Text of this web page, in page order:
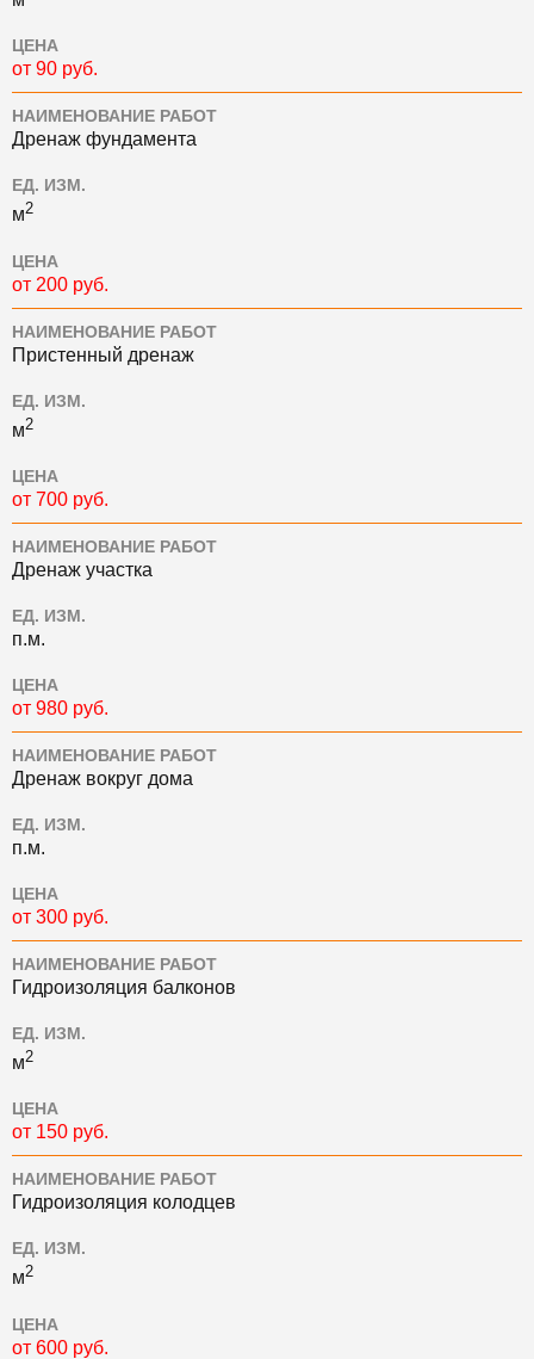
ЦЕНА
от 90 руб.
НАИМЕНОВАНИЕ РАБОТ
Дренаж фундамента
ЕД. ИЗМ.
м2
ЦЕНА
от 200 руб.
НАИМЕНОВАНИЕ РАБОТ
Пристенный дренаж
ЕД. ИЗМ.
м2
ЦЕНА
от 700 руб.
НАИМЕНОВАНИЕ РАБОТ
Дренаж участка
ЕД. ИЗМ.
п.м.
ЦЕНА
от 980 руб.
НАИМЕНОВАНИЕ РАБОТ
Дренаж вокруг дома
ЕД. ИЗМ.
п.м.
ЦЕНА
от 300 руб.
НАИМЕНОВАНИЕ РАБОТ
Гидроизоляция балконов
ЕД. ИЗМ.
м2
ЦЕНА
от 150 руб.
НАИМЕНОВАНИЕ РАБОТ
Гидроизоляция колодцев
ЕД. ИЗМ.
м2
ЦЕНА
от 600 руб.